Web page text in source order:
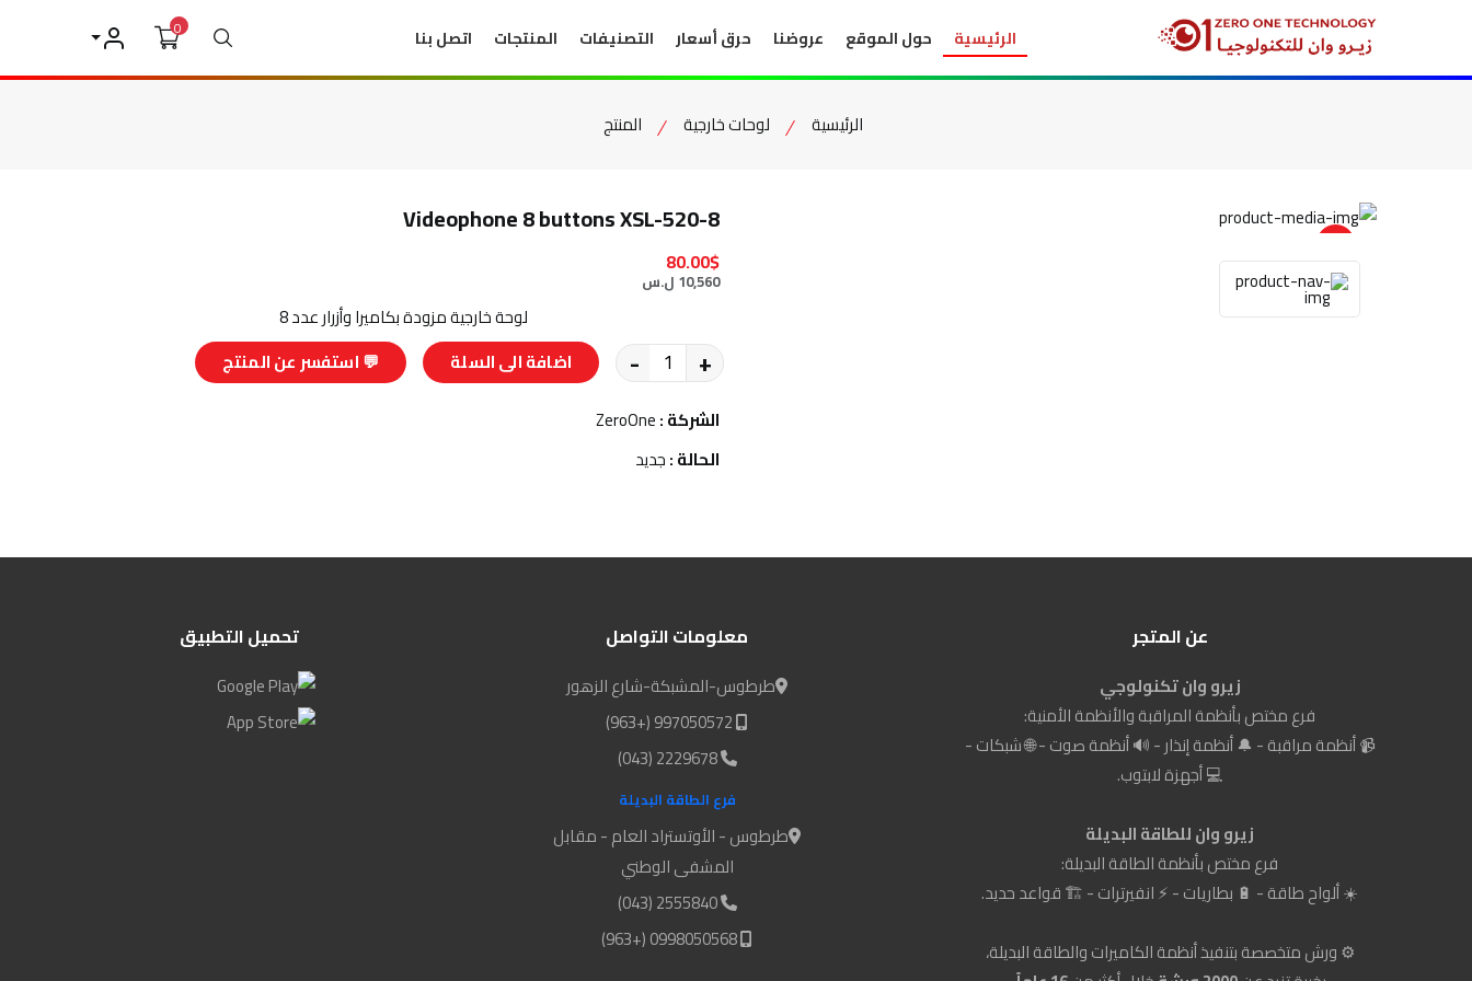
الرئيسية حول الموقع عروضنا حرق أسعار التصنيفات المنتجات اتصل بنا بحث0
حسابي
الرئيسية لوحات خارجية المنتج
item view
Videophone 8 buttons XSL-520-8
80.00$
10,560 ل.س
لوحة خارجية مزودة بكاميرا وأزرار عدد 8
- + اضافة الى السلة
💬 استفسر عن المنتج
الشركة :ZeroOne
الحالة :جديد
عن المتجر
زيرو وان تكنولوجي
فرع مختص بأنظمة المراقبة والأنظمة الأمنية:
📹 أنظمة مراقبة - 🔔 أنظمة إنذار - 🔊 أنظمة صوت - 🌐 شبكات -
💻 أجهزة لابتوب.
زيرو وان للطاقة البديلة
فرع مختص بأنظمة الطاقة البديلة:
☀️ ألواح طاقة - 🔋 بطاريات - ⚡ انفيرترات - 🏗️ قواعد حديد.
⚙️ ورش متخصصة بتنفيذ أنظمة الكاميرات والطاقة البديلة،
معلومات التواصل
طرطوس-المشبكة-شارع الزهور
997050572 (+963)
2229678 (043)
فرع الطاقة البديلة
طرطوس - الأوتستراد العام - مقابل
المشفى الوطني
2555840 (043)
0998050568 (+963)
تحميل التطبيق